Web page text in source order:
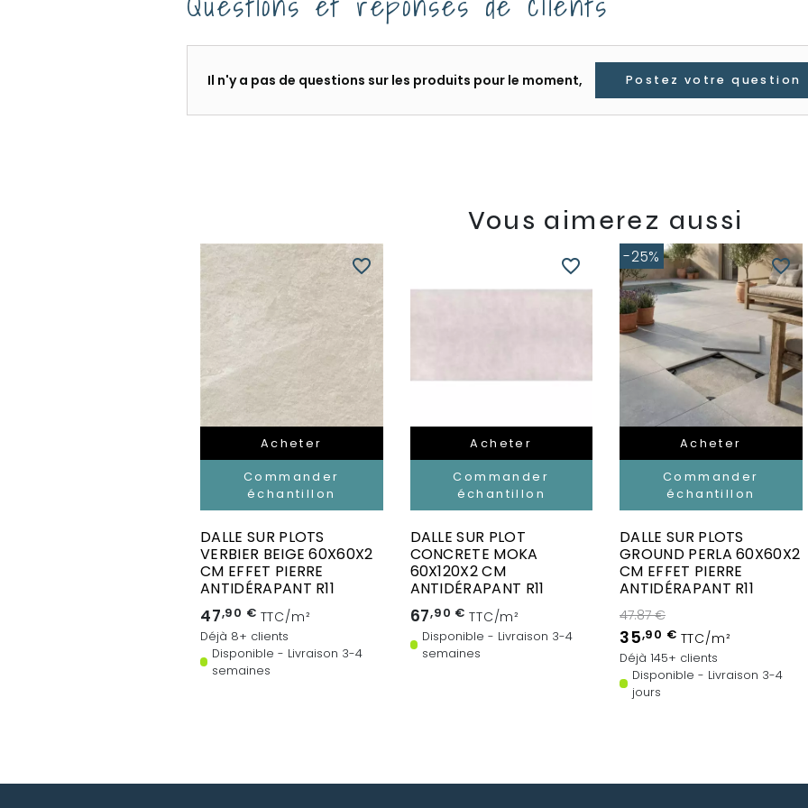
Il n'y a pas de questions sur les produits pour le moment, Postez votre question
Vous aimerez aussi
Acheter
Commander
échantillon
favorite_border
DALLE SUR PLOTS
VERBIER BEIGE 60X60X2
CM EFFET PIERRE
ANTIDÉRAPANT R11
47,90 € TTC/m²
Déjà 8+ clients
Disponible - Livraison 3-4
semaines
Acheter
Commander
échantillon
favorite_border
DALLE SUR PLOT
CONCRETE MOKA
60X120X2 CM
ANTIDÉRAPANT R11
67,90 € TTC/m²
Disponible - Livraison 3-4
semaines
Acheter
Commander
échantillon
favorite_border
DALLE SUR PLOTS
GROUND PERLA 60X60X2
CM EFFET PIERRE
ANTIDÉRAPANT R11
47.87 €
35,90 € TTC/m²
Déjà 145+ clients
Disponible - Livraison 3-4
jours
-25%